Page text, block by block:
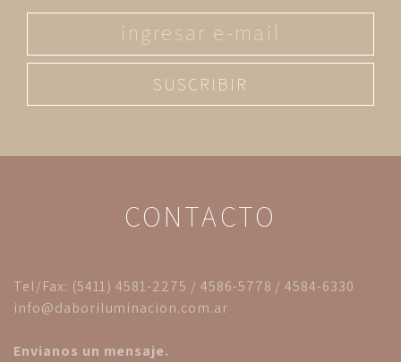
SUSCRIBIR
CONTACTO
Tel/Fax: (5411) 4581-2275 / 4586-5778 / 4584-6330
info@daboriluminacion.com.ar
Envianos un mensaje.